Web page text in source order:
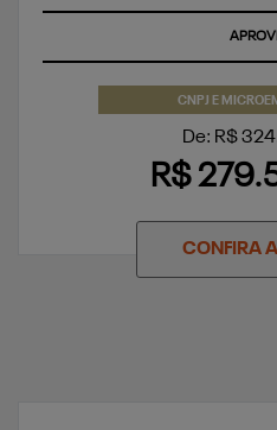
CNPJ E
De: R$
R$
CONFIRA